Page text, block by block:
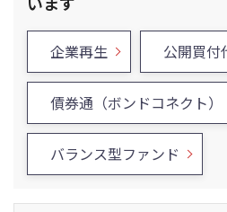
企業再生 公開買付
債券通（ボンドコネクト）
バランス型ファンド